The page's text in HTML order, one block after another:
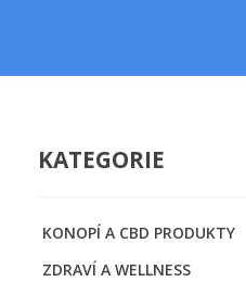
KATEGORIE
KONOPÍ A CBD PRODUKTY
ZDRAVÍ A WELLNESS